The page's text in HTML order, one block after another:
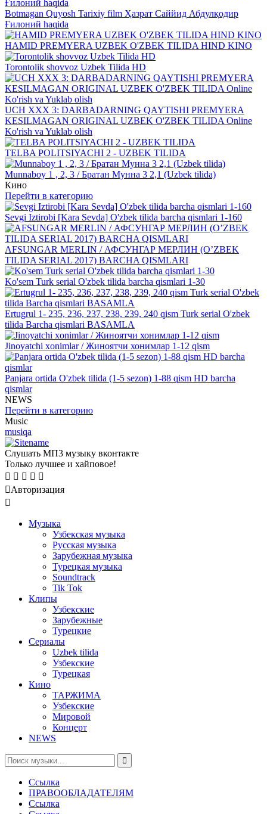
Botmagan Quyosh Tarixiy film Ҳазрат Саййид Абдулқодир
Ғилоний haqida
HAMID PREMYERA UZBEK O'ZBEK TILIDA HIND KINO
Torontolik shovvoz Uzbek Tilida HD
UCH XXX 3: DARBADARNING QAYTISHI PREMYERA
KESILMAGAN ORIGINAL UZBEK O'ZBEK TILIDA Online
Ko'rish va Yuklab olish
TELBA POLITSIYACHI 2 - UZBEK TILIDA
Munnaboy 1 , 2, 3 / Братан Мунна 3 2,1 (Uzbek tilida)
Кино
Перейти в категорию
Sevgi Iztirobi [Kara Sevda] O'zbek tilida barcha qismlari 1-160
AFSUNGAR MERLIN / АФСУНГАР МЕРЛИН (O’ZBEK
TILIDA SERIAL 2017) BARCHA QISMLARI
Ko'sem Turk serial O'zbek tilida barcha qismlari 1-30
Ertugrul 1- 235, 236, 237, 238, 239, 240 qism Turk serial O'zbek
tilida Barcha qismlari BASAMLA
Jinoyatchi xonimlar / Жиноятчи хонимлар 1-12 qism
Panjara ortida O'zbek tilida (1-5 sezon) 1-88 qism HD barcha
qismlar
NEWS
Перейти в категорию
Music
musiqa
Слушать МП3 музыку вконтакте
Только лучшее и хайповое!
Авторизация
Mузыка
Узбекская музыка
Русская музыка
Зарубежная музыка
Турецкая музыка
Soundtrack
Tik Tok
Клипы
Узбекские
Зарубежные
Турецкие
Сериалы
Uzbek tilida
Узбекские
Турецкая
Кино
ТАРЖИМА
Узбекские
Мировой
Концерт
NEWS
Ссылка
ПРАВООБЛАДАТЕЛЯМ
Ссылка